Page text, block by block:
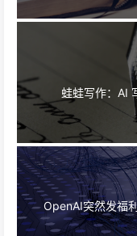
蛙蛙写作：AI
OpenAI突然发福